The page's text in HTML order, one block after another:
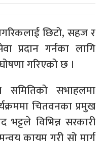
छिटो, सहज र
प्रदान गर्नका लागि
गरिएको छ ।
समितिको सभाहलमा
चितवनका प्रमुख
भट्टले विभिन्न सरकारी
कायम गरी सो मार्ग